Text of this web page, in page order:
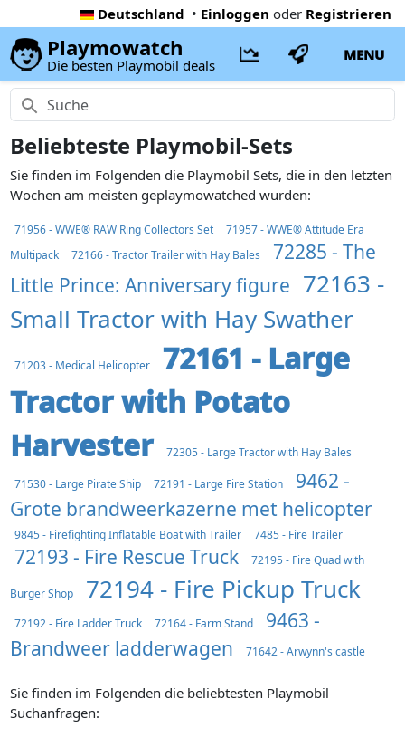
Deutschland • Einloggen oder Registrieren
Playmowatch
Die besten Playmobil deals
MENU
Beliebteste Playmobil-Sets
Sie finden im Folgenden die Playmobil Sets, die in den letzten
Wochen am meisten geplaymowatched wurden:
71956 - WWE® RAW Ring Collectors Set
71957 - WWE® Attitude Era
Multipack
72166 - Tractor Trailer with Hay Bales
72285 - The
Little Prince: Anniversary figure 72163 -
Small Tractor with Hay Swather
71203 - Medical Helicopter
72161 - Large
Tractor with Potato
Harvester
72305 - Large Tractor with Hay Bales
71530 - Large Pirate Ship 72191 - Large Fire Station
9462 -
Grote brandweerkazerne met helicopter
9845 - Firefighting Inflatable Boat with Trailer 7485 - Fire Trailer
72193 - Fire Rescue Truck 72195 - Fire Quad with
Burger Shop 72194 - Fire Pickup Truck
72192 - Fire Ladder Truck 72164 - Farm Stand
9463 -
Brandweer ladderwagen
71642 - Arwynn's castle
Sie finden im Folgenden die beliebtesten Playmobil
Suchanfragen: